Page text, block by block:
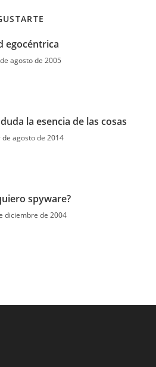
egocéntrica
agosto de 2005
la esencia de las cosas
de agosto de 2014
spyware?
diciembre de 2004